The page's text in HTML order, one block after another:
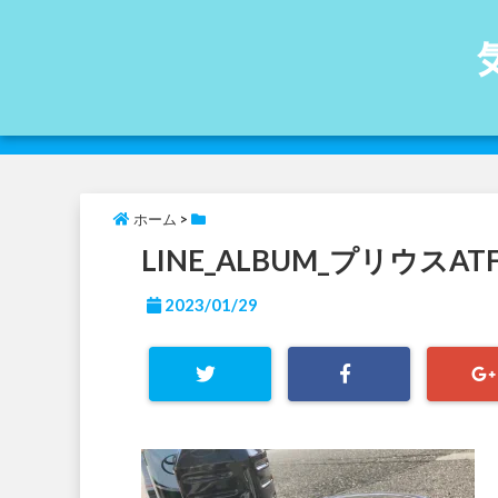
ホーム >
LINE_ALBUM_プリウス
2023/01/29